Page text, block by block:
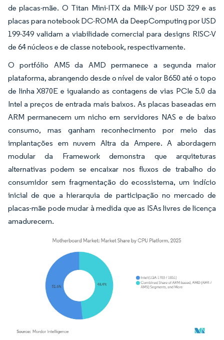
de placas-mãe. O Titan Mini-ITX da Milk-V por USD 329 e as
placas para notebook DC-ROMA da DeepComputing por USD
199-349 validam a viabilidade comercial para designs RISC-V
de 64 núcleos e de classe notebook, respectivamente.
O portfólio AM5 da AMD permanece a segunda maior
plataforma, abrangendo desde o nível de valor B650 até o topo
de linha X870E e igualando as contagens de vias PCIe 5.0 da
Intel a preços de entrada mais baixos. As placas baseadas em
ARM permanecem um nicho em servidores NAS e de baixo
consumo, mas ganham reconhecimento por meio das
implantações em nuvem Altra da Ampere. A abordagem
modular da Framework demonstra que arquiteturas
alternativas podem se encaixar nos fluxos de trabalho do
consumidor sem fragmentação do ecossistema, um indício
inicial de que a hierarquia de participação no mercado de
placas-mãe pode mudar à medida que as ISAs livres de licença
amadurecem.